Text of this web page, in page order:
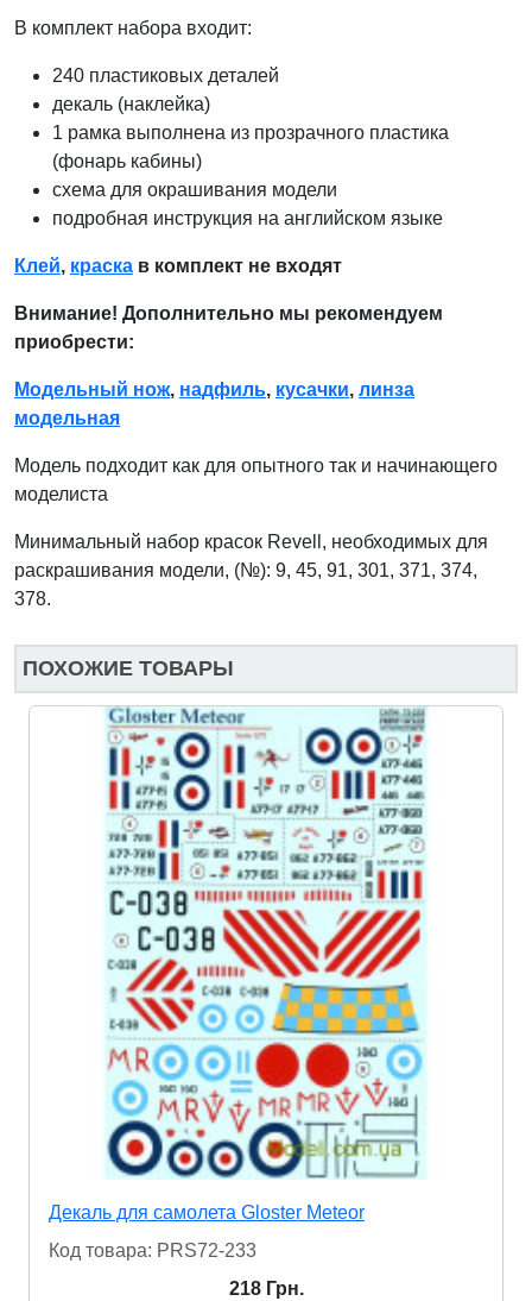
В комплект набора входит:
240 пластиковых деталей
декаль (наклейка)
1 рамка выполнена из прозрачного пластика
(фонарь кабины)
схема для окрашивания модели
подробная инструкция на английском языке
Клей, краска в комплект не входят
Внимание! Дополнительно мы рекомендуем
приобрести:
Модельный нож, надфиль, кусачки, линза
модельная
Модель подходит как для опытного так и начинающего
моделиста
Минимальный набор красок Revell, необходимых для
раскрашивания модели, (№): 9, 45, 91, 301, 371, 374,
378.
ПОХОЖИЕ ТОВАРЫ
Декаль для самолета Gloster Meteor
Код товара: PRS72-233
218 Грн.